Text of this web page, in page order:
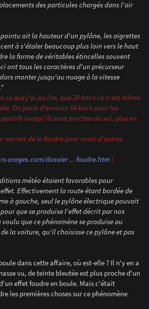
des particules chargés dans l'air
ait la hauteur d'un pylône, les aigrettes
à s'étaler beaucoup plus loin vers le haut
la forme de véritables étincelles souvent
ont tous les caractères d'un précurseur
monter jusqu'au nuage à la vitesse
ce que j'ai pu lire, que 20 km/s ce n'est même
On parle d'environ 56 km/s pour les
lorsqu'ils sont proches du sol, plus en
secrets de la foudre pour avoir d'autres
orages.com/dossier ... foudre.htm)
météo étaient favorables pour
Effectivement la route étant bordée de
à gauche, seul le pylône électrique pouvait
que se produise l'effet décrit par nos
que ce phénomène se produise au
la voiture, qu'il choisisse ce pylône et pas
dans cette affaire, où est-elle ? Il n'y en a
vu, de teinte bleutée est plus proche d'un
effet foudre en boule. Mais c'était
les premières choses sur ce phénomène